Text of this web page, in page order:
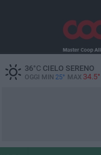
36°CCIELO SERENO
OGGI MIN 25° MAX 34.5°